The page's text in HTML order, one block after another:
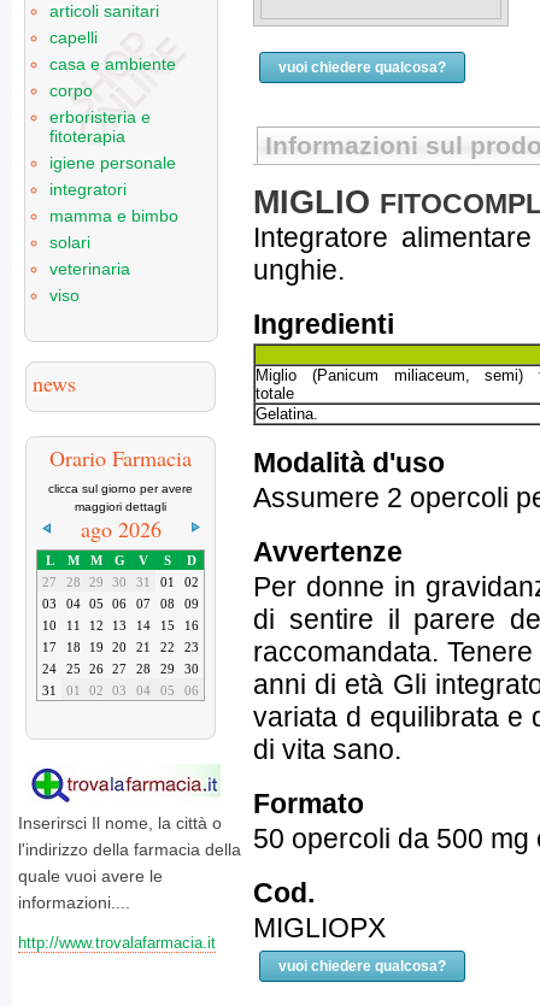
articoli sanitari
capelli
casa e ambiente
corpo
erboristeria e
fitoterapia
igiene personale
integratori
mamma e bimbo
solari
veterinaria
viso
news
Orario Farmacia
clicca sul giorno per avere
maggiori dettagli
ago 2026
L M M G V S
D
27
28 29 30 31 01
02
03
04 05 06 07 08
09
10
11 12 13 14 15
16
17
18 19 20 21 22
23
24
25 26 27 28 29
30
31
01 02 03 04 05 06
Inserirsci Il nome, la città o
l'indirizzo della farmacia della
quale vuoi avere le
informazioni....
http://www.trovalafarmacia.it
vuoi chiedere qualcosa?
Informazioni sul
MIGLIO
Integratore
unghie.
Ingredienti
Miglio (Panicum miliaceum, semi)
totale
Gelatina.
Modalità d'uso
Assumere 2 opercoli
Avvertenze
Per donne in
di sentire il parere
raccomandata.
anni di età Gli
variata d equilibrata e
di vita sano.
Formato
50 opercoli da 500 mg
Cod.
MIGLIOPX
vuoi chiedere qualcosa?